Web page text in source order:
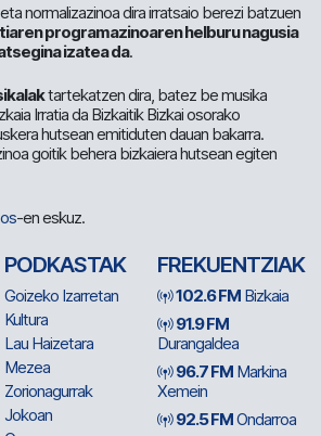
normalizazinoa dira irratsaio berezi batzuen
programazinoaren helburu nagusia
izatea da.
tartekatzen dira, batez be musika
Irratia da Bizkaitik Bizkai osorako
hutsean emitiduten dauan bakarra.
goitik behera bizkaiera hutsean egiten
-en eskuz.
PODKASTAK
Goizeko Izarretan
Kultura
Lau Haizetara
Mezea
Zorionagurrak
Jokoan
FREKUENTZIAK
102.6 FM Bizkaia
91.9 FM
Durangaldea
96.7 FM Markina
Xemein
92.5 FMOndarroa